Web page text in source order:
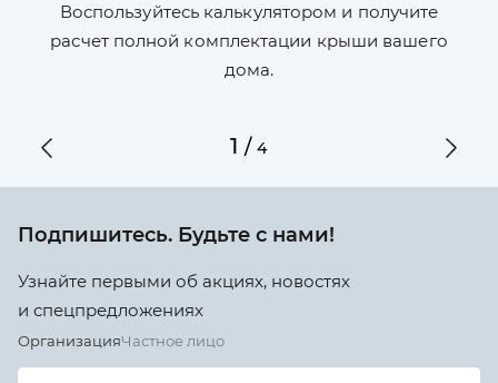
Воспользуйтесь калькулятором и получите
расчет полной комплектации крыши вашего
дома.
1 /4
Подпишитесь. Будьте с нами!
Узнайте первыми об акциях, новостях
и спецпредложениях
ОрганизацияЧастное лицо